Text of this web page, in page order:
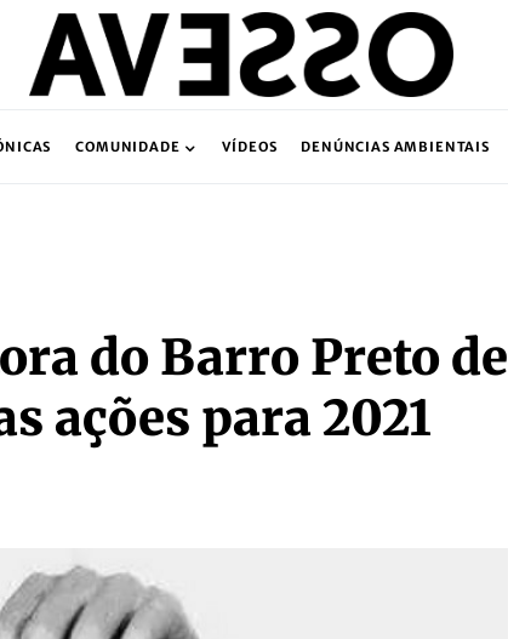
COMUNIDADE VÍDEOS DENÚNCIAS AMBIENTAIS
do Barro Preto de
ações para 2021